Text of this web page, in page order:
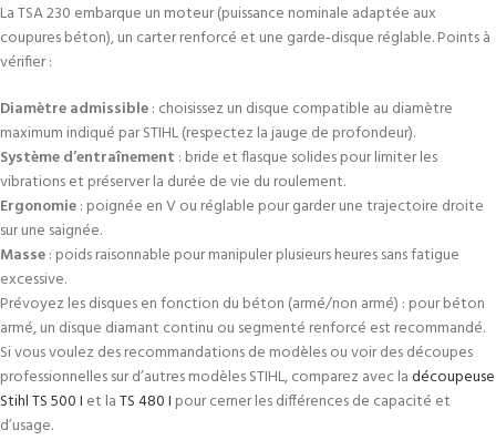
La TSA 230 embarque un moteur (puissance nominale adaptée aux
coupures béton), un carter renforcé et une garde‑disque réglable. Points à
vérifier :
Diamètre admissible: choisissez un disque compatible au diamètre
maximum indiqué par STIHL (respectez la jauge de profondeur).
Système d’entraînement : bride et flasque solides pour limiter les
vibrations et préserver la durée de vie du roulement.
Ergonomie: poignée en V ou réglable pour garder une trajectoire droite
sur une saignée.
Masse: poids raisonnable pour manipuler plusieurs heures sans fatigue
excessive.
Prévoyez les disques en fonction du béton (armé/non armé) : pour béton
armé, un disque diamant continu ou segmenté renforcé est recommandé.
Si vous voulez des recommandations de modèles ou voir des découpes
professionnelles sur d’autres modèles STIHL, comparez avec ladécoupeuse
Stihl TS 500 I et laTS 480 I pour cerner les différences de capacité et
d’usage.